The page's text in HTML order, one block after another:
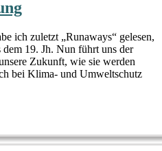
ich zuletzt „Runaways“ gelesen,
19. Jh. Nun führt uns der
Zukunft, wie sie werden
bei Klima- und Umweltschutz